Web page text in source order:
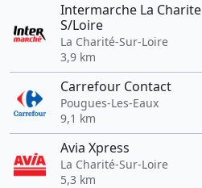
Intermarche La Charite
S/Loire
La Charité-Sur-Loire
3,9 km
Carrefour Contact
Pougues-Les-Eaux
9,1 km
Avia Xpress
La Charité-Sur-Loire
5,3 km